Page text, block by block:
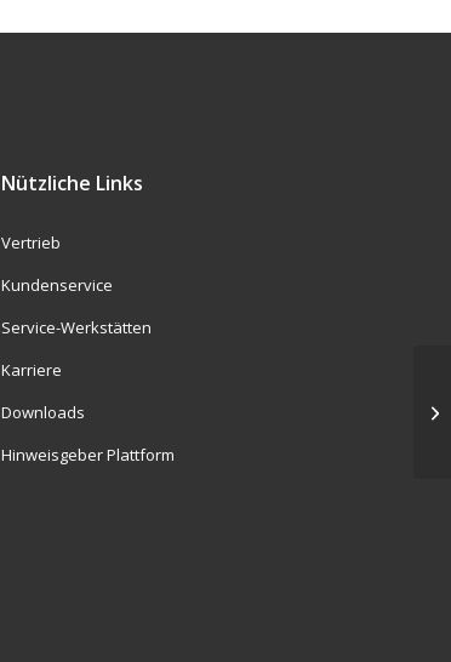
Nützliche Links
Vertrieb
Kundenservice
Service-Werkstätten
Karriere
Downloads
Hinweisgeber Plattform